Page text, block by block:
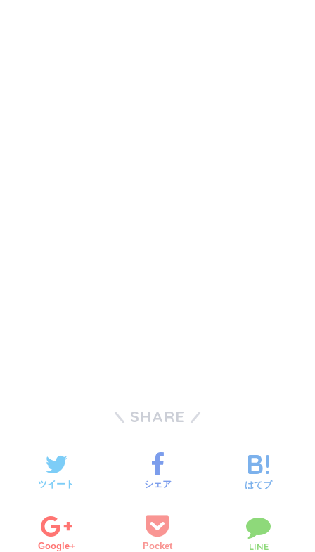
SHARE
ツイート シェア はてブ
Google+ Pocket LINE